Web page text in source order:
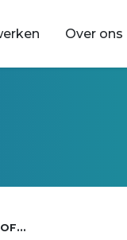
Over ons
Toon